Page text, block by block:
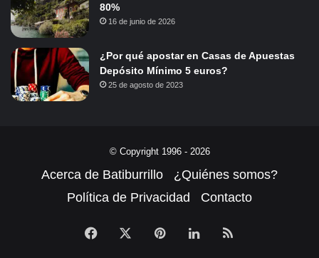
80%
16 de junio de 2026
¿Por qué apostar en Casas de Apuestas
Depósito Mínimo 5 euros?
25 de agosto de 2023
© Copyright 1996 - 2026
Acerca de Batiburrillo
¿Quiénes somos?
Política de Privacidad
Contacto
Facebook PinterestLinkedInRSS